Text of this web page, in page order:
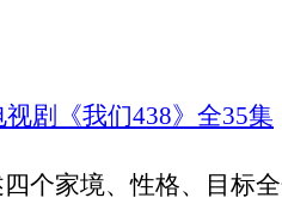
剧《我们438》全35集
家境、性格、目标全